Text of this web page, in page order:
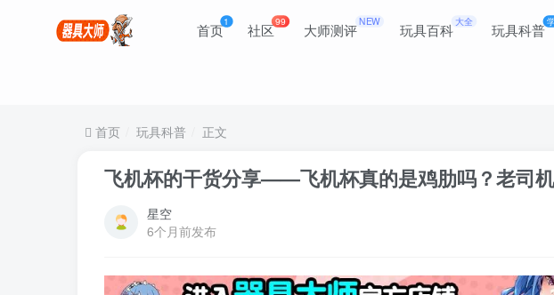
首页1 社区99 大师测评NEW 玩具百科 大全 玩具科普
首页 玩具科普 正文
飞机杯的干货分享——飞机杯真的是鸡肋吗？老司
星空
6个月前发布